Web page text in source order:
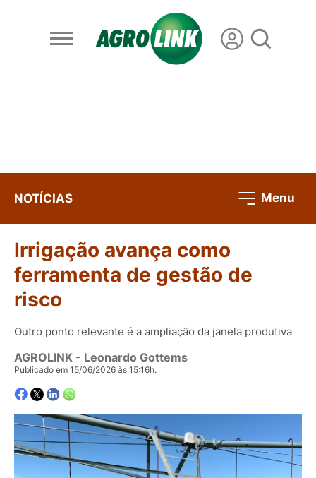
NOTÍCIAS Menu
Irrigação avança como
ferramenta de gestão de
risco
Outro ponto relevante é a ampliação da janela produtiva
AGROLINK - Leonardo Gottems
Publicado em 15/06/2026 às 15:16h.